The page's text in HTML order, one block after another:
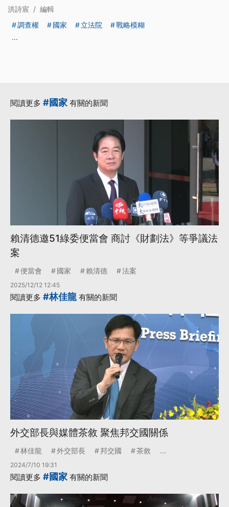
洪詩宸 / 編輯
調查權
國家 立法院
戰略模糊
...
閱讀更多 #國家 有關的新聞
賴清德邀51綠委便當會 商討《財劃法》等爭議法
案
便當會 國家 賴清德 法案
2025/12/12 12:45
閱讀更多 #林佳龍有關的新聞
外交部長與媒體茶敘 聚焦邦交國關係
林佳龍 外交部長 邦交國 茶敘 ...
2024/7/10 19:31
閱讀更多 #國家 有關的新聞